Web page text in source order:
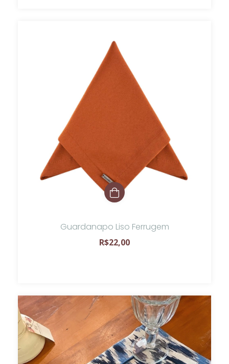
Guardanapo Liso Ferrugem
R$22,00